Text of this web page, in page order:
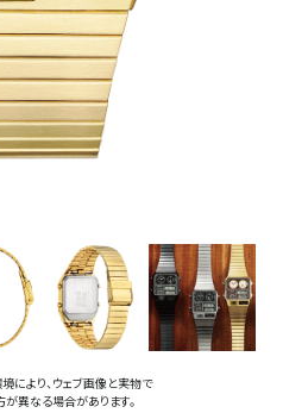
により、ウェブ画像と実物で
異なる場合があります。